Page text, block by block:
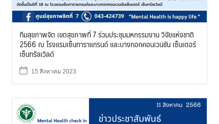
ทีมสุขภาพจิต เขตสุขภาพที่ 7 ร่วมประชุมมหกรรมงาน วิจัยแห่งชาติ
2566 ณ โรงแรมเซ็นทาราแกรนด์ และบางกอกคอนเวนชัน เซ็นเตอร์
เซ็นทรัลเวิลด์
15 สิงหาคม 2023